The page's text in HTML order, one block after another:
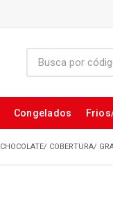
Congelados
CHOCOLATE/ COBERTURA/